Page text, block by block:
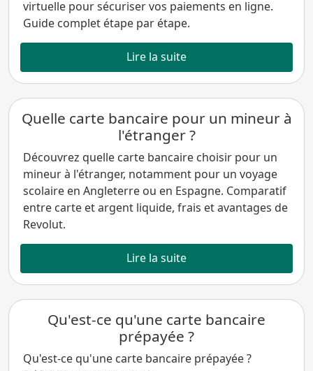
virtuelle pour sécuriser vos paiements en ligne.
Guide complet étape par étape.
Lire la suite
Quelle carte bancaire pour un mineur à
l'étranger ?
Découvrez quelle carte bancaire choisir pour un
mineur à l'étranger, notamment pour un voyage
scolaire en Angleterre ou en Espagne. Comparatif
entre carte et argent liquide, frais et avantages de
Revolut.
Lire la suite
Qu'est-ce qu'une carte bancaire
prépayée ?
Qu'est-ce qu'une carte bancaire prépayée ?